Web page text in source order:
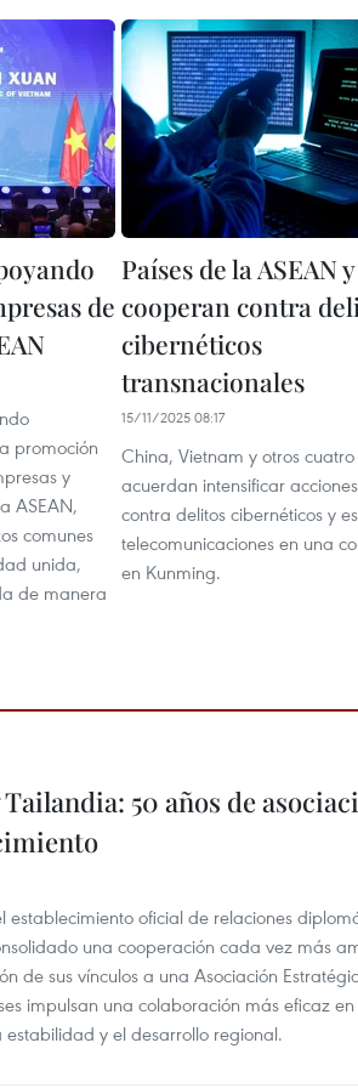
de
promoción
y
ASEAN,
comunes
unida,
de manera
Países de la ASEAN
cooperan contra
cibernéticos
transnacionales
15/11/2025 08:17
China, Vietnam y otros
acuerdan intensificar
contra delitos cibernéticos y
telecomunicaciones en una
en Kunming.
50 años de
establecimiento oficial de relaciones
una cooperación cada vez más
de sus vínculos a una Asociación
impulsan una colaboración más eficaz
y el desarrollo regional.